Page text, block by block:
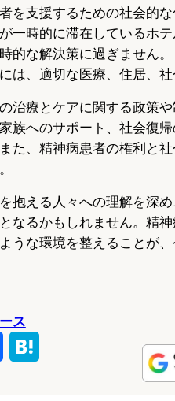
を支援するための社会的
一時的に滞在しているホ
的な解決策に過ぎません
は、適切な医療、住居、社
治療とケアに関する政策
族へのサポート、社会復
た、精神病患者の権利と
抱える人々への理解を深
なるかもしれません。精
うな環境を整えることが、
ス